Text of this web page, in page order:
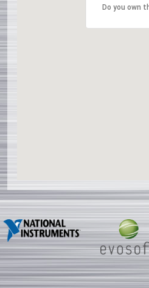
Do you own